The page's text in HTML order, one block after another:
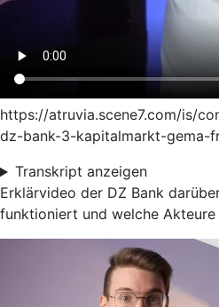
https://atruvia.scene7.com/is/
dz-bank-3-kapitalmarkt-gema-
Transkript anzeigen
Erklärvideo der DZ Bank
funktioniert und welche Akteure